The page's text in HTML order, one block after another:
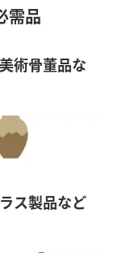
需品
術骨董品な
ス製品など